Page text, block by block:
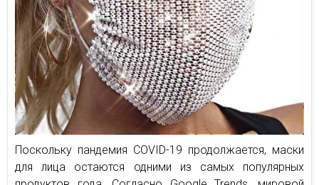
Поскольку пандемия COVID-19 продолжается, маски
для лица остаются одними из самых популярных